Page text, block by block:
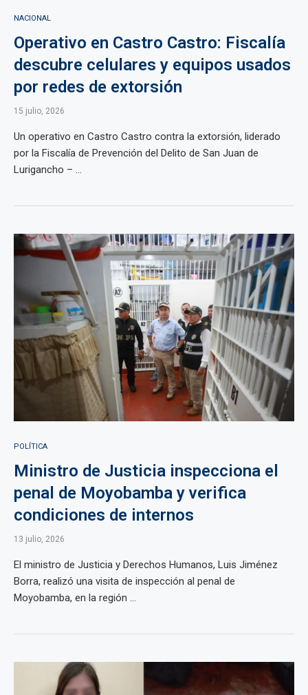
NACIONAL
Operativo en Castro Castro: Fiscalía
descubre celulares y equipos usados
por redes de extorsión
15 julio, 2026
Un operativo en Castro Castro contra la extorsión, liderado
por la Fiscalía de Prevención del Delito de San Juan de
Lurigancho – ...
POLÍTICA
Ministro de Justicia inspecciona el
penal de Moyobamba y verifica
condiciones de internos
13 julio, 2026
El ministro de Justicia y Derechos Humanos, Luis Jiménez
Borra, realizó una visita de inspección al penal de
Moyobamba, en la región ...